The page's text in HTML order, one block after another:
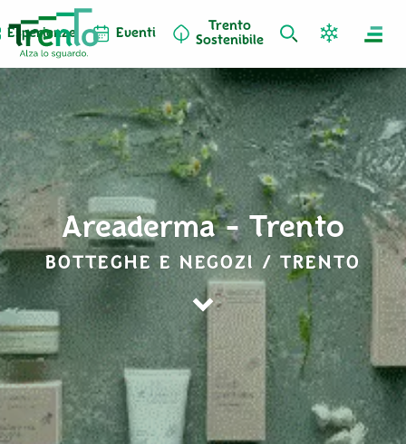
Esperienze Eventi
Trento
Sostenibile
Areaderma - Trento
BOTTEGHE E NEGOZI / TRENTO